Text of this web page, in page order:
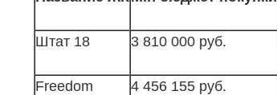
Штат 18 3 810 000 руб.
Freedom 4 456 155 руб.